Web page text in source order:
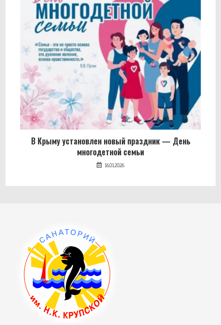
В Крыму установлен новый праздник — День
многодетной семьи
16.01.2026